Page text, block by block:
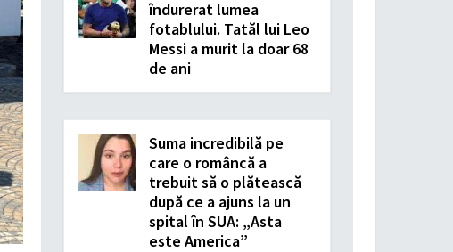
îndurerat lumea
fotablului. Tatăl lui Leo
Messi a murit la doar 68
de ani
Suma incredibilă pe
care o româncă a
trebuit să o plătească
după ce a ajuns la un
spital în SUA: „Asta
este America”